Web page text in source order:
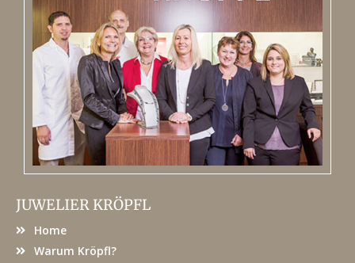
JUWELIER KRÖPFL
Home
Warum Kröpfl?